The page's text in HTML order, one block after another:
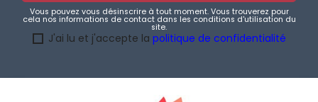
Vous pouvez vous désinscrire à tout moment. Vous trouverez pour
cela nos informations de contact dans les conditions d'utilisation du
site.
J'ai lu et j'accepte la politique de confidentialité